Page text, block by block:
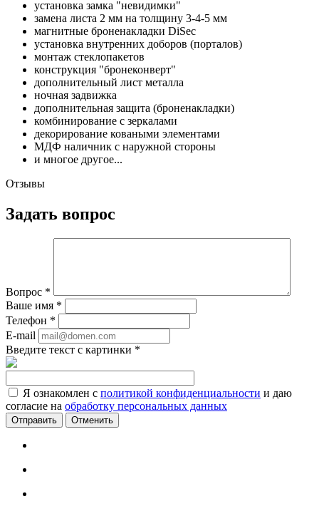
установка замка "невидимки"
замена листа 2 мм на толщину 3-4-5 мм
магнитные броненакладки DiSec
установка внутренних доборов (порталов)
монтаж стеклопакетов
конструкция "бронеконверт"
дополнительный лист металла
ночная задвижка
дополнительная защита (броненакладки)
комбинирование с зеркалами
декорирование коваными элементами
МДФ наличник с наружной стороны
и многое другое...
Отзывы
Задать вопрос
Вопрос *
Ваше имя *
Телефон *
E-mail
Введите текст с картинки *
Я ознакомлен с политикой конфиденциальности и даю
согласие на обработку персональных данных
Отменить